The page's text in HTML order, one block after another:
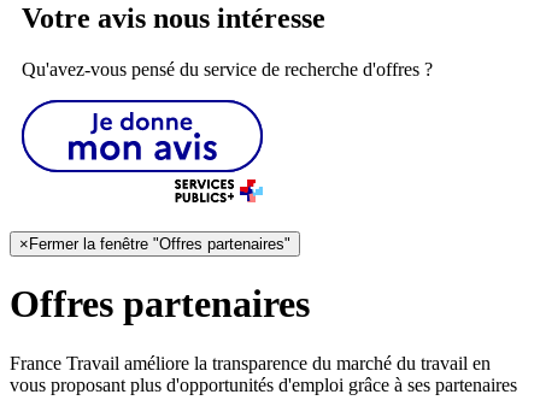
Votre avis nous intéresse
Qu'avez-vous pensé du service de recherche d'offres ?
× Fermer la fenêtre "Offres partenaires"
Offres partenaires
France Travail améliore la transparence du marché du travail en
vous proposant plus d'opportunités d'emploi grâce à ses partenaires